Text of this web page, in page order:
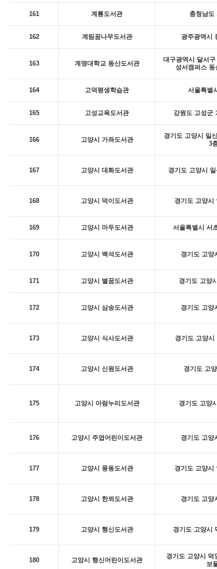
161 계룡도서관 충청남도
162 계림꿈나무도서관 광주광역시
163 계명대학교 동산도서관
대구광역시 달서
성서캠퍼스 동
164 고덕평생학습관 서울특별
165 고성교육도서관 강원도 고성군
166 고양시 가좌도서관
경기도 고양시 일
3
167 고양시 대화도서관 경기도 고양시
168 고양시 덕이도서관 경기도 고양시
169 고양시 마두도서관 서울특별시 서
170 고양시 백석도서관 경기도 고양
171 고양시 별꿈도서관 경기도 고양
172 고양시 삼송도서관 경기도 고양
173 고양시 식사도서관 경기도 고양시
174 고양시 신원도서관 경기도 고
175 고양시 아람누리도서관 경기도 고양
176 고양시 주엽어린이도서관 경기도 고양
177 고양시 풍동도서관 경기도 고양시
178 고양시 한뫼도서관 경기도 고양
179 고양시 행신도서관 경기도 고양시
180 고양시 행신어린이도서관
경기도 고양시 덕
보